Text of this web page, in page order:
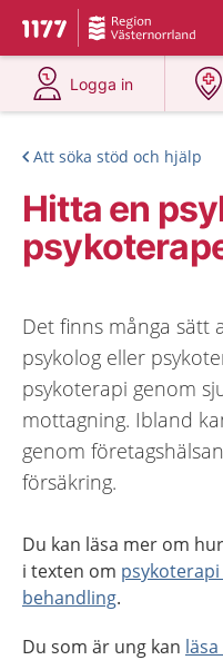
Till startsidan för 1177
Du har valt region
Logga in
på 1177.se
Att söka stöd och hjälp
Hitta en
Det finns många sätt
psykolog eller
psykoterapi genom
mottagning. Ibland
genom
försäkring.
Du kan läsa mer om
i texten om
behandling.
Du som är ung kan